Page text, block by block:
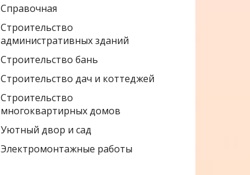
Справочная
Строительство
административных зданий
Строительство бань
Строительство дач и коттеджей
Строительство
многоквартирных домов
Уютный двор и сад
Электромонтажные работы